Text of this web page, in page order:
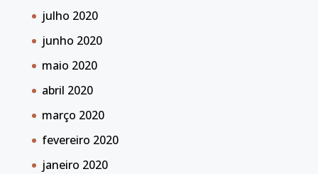
julho 2020
junho 2020
maio 2020
abril 2020
março 2020
fevereiro 2020
janeiro 2020